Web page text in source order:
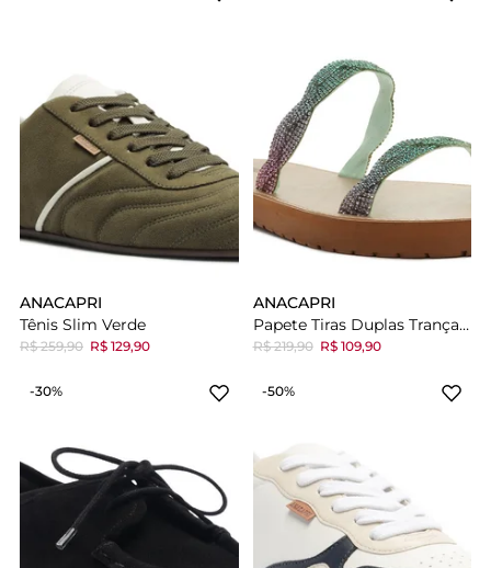
ANACAPRI
Tênis Slim Verde
R$ 259,90 R$ 129,90
ANACAPRI
Papete Tiras Duplas Trançadas Glam Colors
R$ 219,90 R$ 109,90
-30% -50%